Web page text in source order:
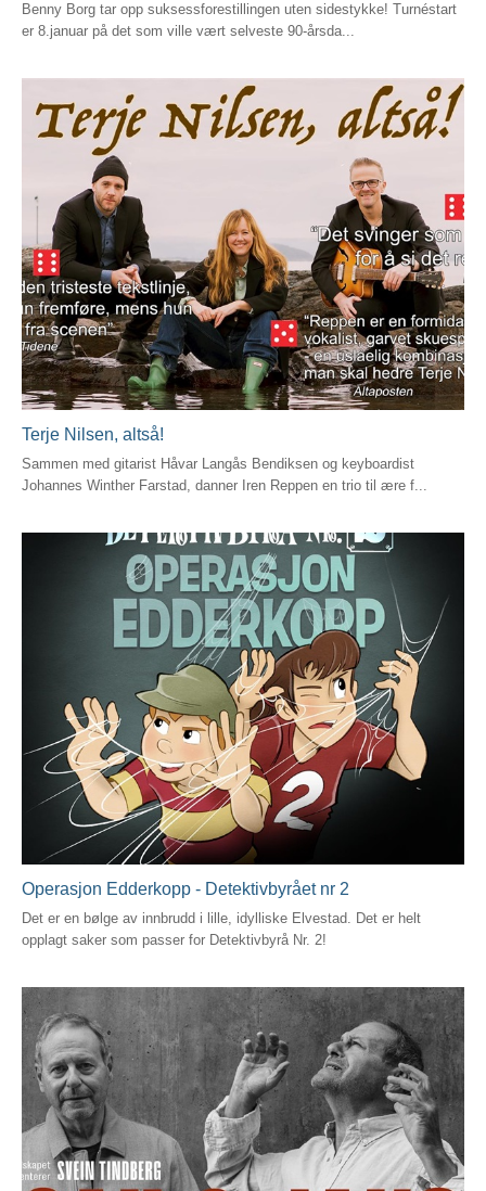
Benny Borg tar opp suksessforestillingen uten sidestykke! Turnéstart
er 8.januar på det som ville vært selveste 90-årsda...
Terje Nilsen, altså!
Sammen med gitarist Håvar Langås Bendiksen og keyboardist
Johannes Winther Farstad, danner Iren Reppen en trio til ære f...
Operasjon Edderkopp - Detektivbyrået nr 2
Det er en bølge av innbrudd i lille, idylliske Elvestad. Det er helt
opplagt saker som passer for Detektivbyrå Nr. 2!